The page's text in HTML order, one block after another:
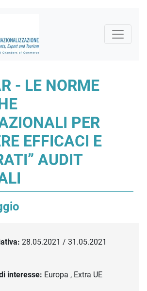
- LE NORME
PER
EFFICACI E
AUDIT
28.05.2021 / 31.05.2021
interesse: Europa , Extra UE